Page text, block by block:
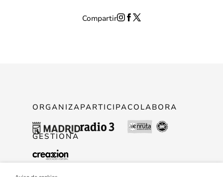
Compartir
ORGANIZAPARTICIPACOLABORA
GESTIONA